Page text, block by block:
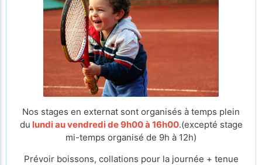
Nos stages en externat sont organisés à temps plein
du lundi au vendredi de 9h00 à 16h00.(excepté stage
mi-temps organisé de 9h à 12h)
Prévoir boissons, collations pour la journée + tenue